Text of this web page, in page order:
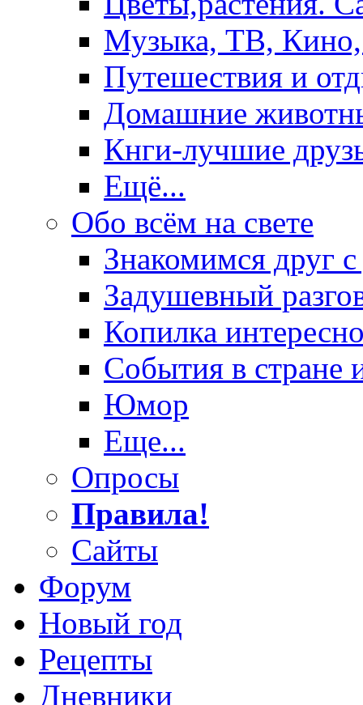
Музыка, ТВ,
Путешествия и
Домашние
Кнги-лучшие
Ещё...
Обо всём на свете
Знакомимся друг
Задушевный
Копилка
События в стране
Юмор
Еще...
Опросы
Правила!
Сайты
Форум
Новый год
Рецепты
Дневники